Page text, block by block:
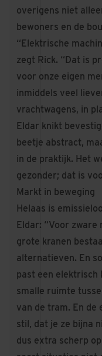
overigens niet
bewoners en de
“Elektrische
zegt Rick. “Dat is
voor onze eigen
inmiddels veel
vrachtwagens, in
Eldar knikt
beetje abstract,
in de praktijk. Het
gezonder; dat is
Markt in beweging
Helaas is
Eldar: “Voor zware
grote kranen
alternatieven. En
past een elektrisch
smalle ruimte
van de tram. En de
stil, dat je ze bijna
dus extra scherp